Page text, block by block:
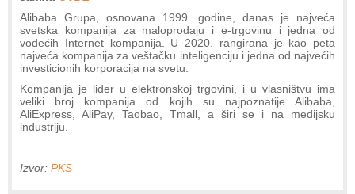
Alibaba Grupa, osnovana 1999. godine, danas je najveća
svetska kompanija za maloprodaju i e-trgovinu i jedna od
vodećih Internet kompanija. U 2020. rangirana je kao peta
najveća kompanija za veštačku inteligenciju i jedna od najvećih
investicionih korporacija na svetu.
Kompanija je lider u elektronskoj trgovini, i u vlasništvu ima
veliki broj kompanija od kojih su najpoznatije Alibaba,
AliExpress, AliPay, Taobao, Tmall, a širi se i na medijsku
industriju.
Izvor: PKS